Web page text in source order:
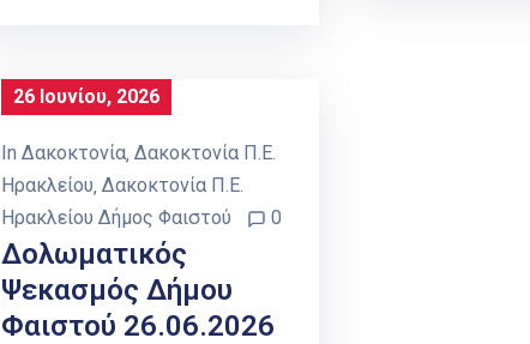
26 Ιουνίου, 2026
In Δακοκτονία‚ Δακοκτονία Π.Ε.
Ηρακλείου‚ Δακοκτονία Π.Ε.
Ηρακλείου Δήμος Φαιστού
0
Δολωματικός
Ψεκασμός Δήμου
Φαιστού 26.06.2026